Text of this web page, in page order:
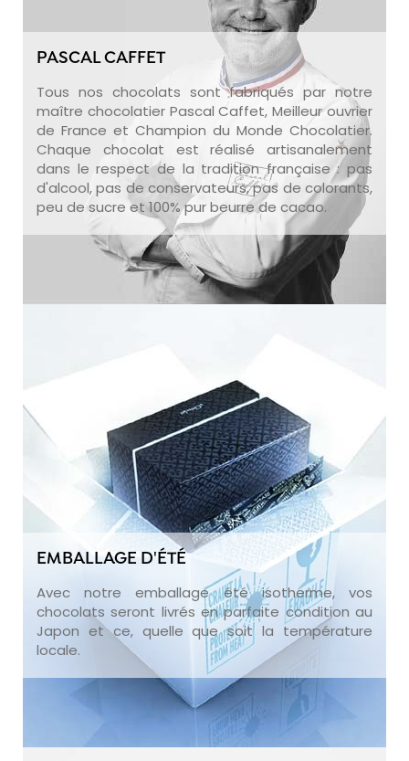
PASCAL CAFFET
Tous nos chocolats sont fabriqués par notre
maître chocolatier Pascal Caffet, Meilleur ouvrier
de France et Champion du Monde Chocolatier.
Chaque chocolat est réalisé artisanalement
dans le respect de la tradition française : pas
d'alcool, pas de conservateurs, pas de colorants,
peu de sucre et 100% pur beurre de cacao.
EMBALLAGE D'ÉTÉ
Avec notre emballage été isotherme, vos
chocolats seront livrés en parfaite condition au
Japon et ce, quelle que soit la température
locale.